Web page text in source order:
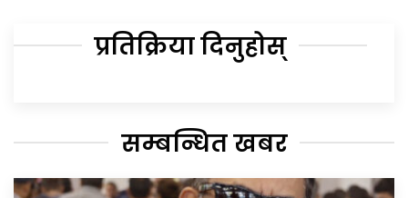
प्रतिक्रिया दिनुहोस्
सम्बन्धित खबर